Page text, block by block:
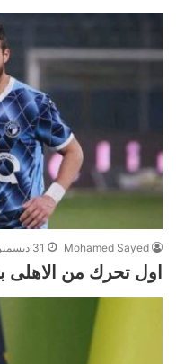
Mohamed Sayed 31 ديسمبر، 2025
اول تحرك من